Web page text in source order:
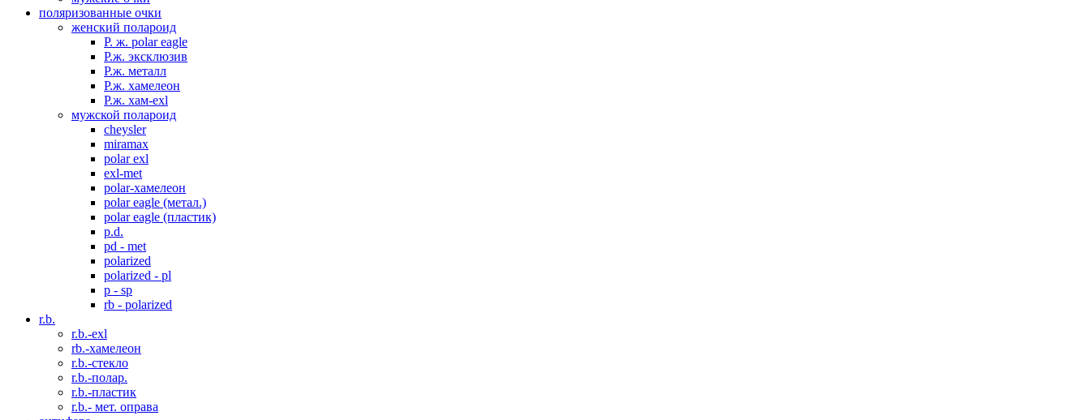
поляризованные очки
женский полароид
P. ж. polar eagle
P.ж. эксклюзив
Р.ж. металл
P.ж. хамелеон
Р.ж. хам-exl
мужской полароид
cheysler
miramax
polar exl
exl-met
polar-хамелеон
polar eagle (метал.)
polar eagle (пластик)
p.d.
pd - met
polarized
polarized - pl
p - sp
rb - polarized
r.b.
r.b.-exl
rb.-хамелеон
r.b.-стекло
r.b.-полар.
r.b.-пластик
r.b.- мет. оправа